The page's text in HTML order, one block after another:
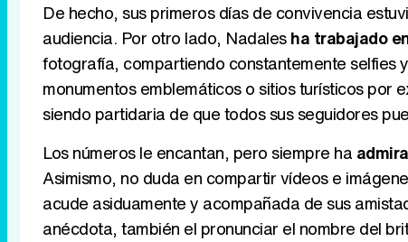
De hecho, sus primeros días de convivencia
audiencia. Por otro lado, Nadalesha trabajado
fotografía, compartiendo constantemente selfies
monumentos emblemáticos o sitios turísticos por
siendo partidaria de que todos sus seguidores
Los números le encantan, pero siempre ha
Asimismo, no duda en compartir vídeos e
acude asiduamente y acompañada de sus
anécdota, también el pronunciar el nombre del